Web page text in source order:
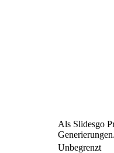
Als Slidesgo
Generierungen.
Unbegrenzt